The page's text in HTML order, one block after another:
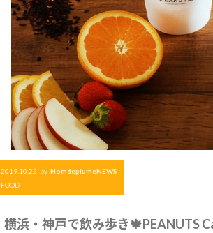
2019.10.22 by NomdeplumeNEWS
FOOD
横浜・神戸で飲み歩き🍁PEANUTS